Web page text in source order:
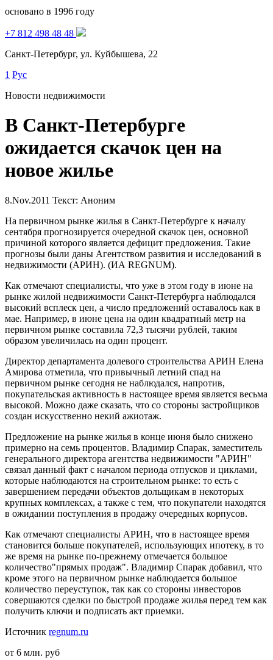
основано в 1996 году
+7 812 498 48 48
Санкт-Петербург, ул. Куйбышева, 22
1 Рус
Новости недвижимости
В Санкт-Петербурге
ожидается скачок цен на
новое жилье
8.Nov.2011 Текст: Аноним
На первичном рынке жилья в Санкт-Петербурге к началу
сентября прогнозируется очередной скачок цен, основной
причиной которого является дефицит предложения. Такие
прогнозы были даны Агентством развития и исследований в
недвижимости (АРИН). (ИА REGNUM).
Как отмечают специалисты, что уже в этом году в июне на
рынке жилой недвижимости Санкт-Петербурга наблюдался
высокий всплеск цен, а число предложений оставалось как в
мае. Например, в июне цена на один квадратный метр на
первичном рынке составила 72,3 тысячи рублей, таким
образом увеличилась на один процент.
Директор департамента долевого строительства АРИН Елена
Амирова отметила, что привычный летний спад на
первичном рынке сегодня не наблюдался, напротив,
покупательская активность в настоящее время является весьма
высокой. Можно даже сказать, что со стороны застройщиков
создан искусственно некий ажиотаж.
Предложение на рынке жилья в конце июня было снижено
примерно на семь процентов. Владимир Спарак, заместитель
генерального директора агентства недвижимости "АРИН"
связал данный факт с началом периода отпусков и циклами,
которые наблюдаются на строительном рынке: то есть с
завершением передачи объектов дольщикам в некоторых
крупных комплексах, а также с тем, что покупатели находятся
в ожидании поступления в продажу очередных корпусов.
Как отмечают специалисты АРИН, что в настоящее время
становится больше покупателей, использующих ипотеку, в то
же время на рынке по-прежнему отмечается большое
количество"прямых продаж". Владимир Спарак добавил, что
кроме этого на первичном рынке наблюдается большое
количество переуступок, так как со стороны инвесторов
совершаются сделки по быстрой продаже жилья перед тем как
получить ключи и подписать акт приемки.
Источник regnum.ru
от 6 млн. руб